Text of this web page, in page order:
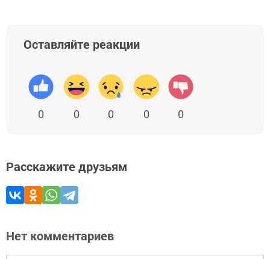
Оставляйте реакции
0 0 0 0 0
Расскажите друзьям
Нет комментариев